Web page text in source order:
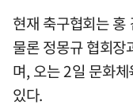
현재 축구협회는 홍
물론 정몽규 협회장
며, 오는 2일 문화
있다.